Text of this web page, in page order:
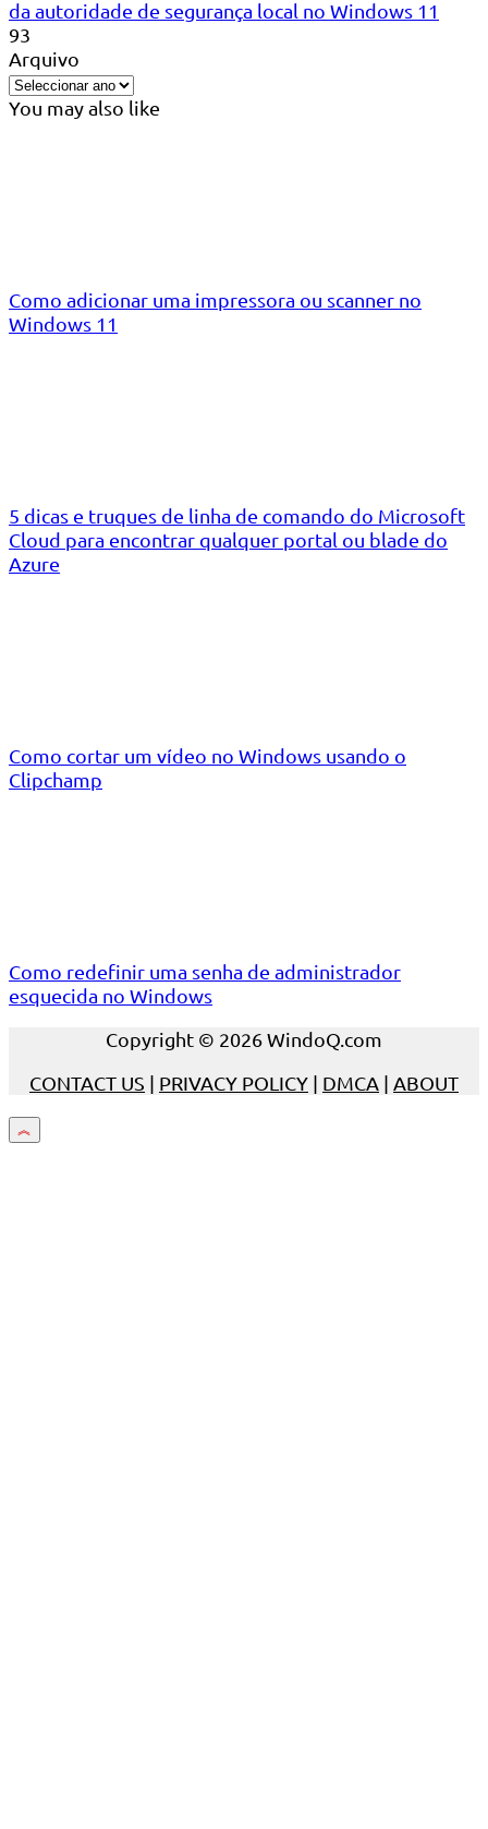
da autoridade de segurança local no Windows 11
93
Arquivo
You may also like
Como adicionar uma impressora ou scanner no
Windows 11
5 dicas e truques de linha de comando do Microsoft
Cloud para encontrar qualquer portal ou blade do
Azure
Como cortar um vídeo no Windows usando o
Clipchamp
Como redefinir uma senha de administrador
esquecida no Windows
Copyright © 2026 WindoQ.com
CONTACT US | PRIVACY POLICY | DMCA | ABOUT